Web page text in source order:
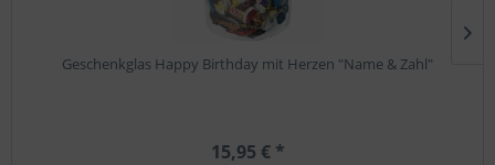
Geschenkglas Happy Birthday mit Herzen "Name & Zahl"
15,95 € *